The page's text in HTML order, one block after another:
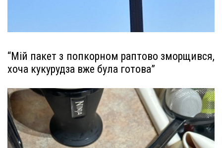
“Мій пакет з попкорном раптово зморщився,
хоча кукурудза вже була готова”